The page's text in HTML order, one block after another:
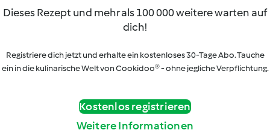
Dieses Rezept und mehr als 100 000 weitere warten auf
dich!
Registriere dich jetzt und erhalte ein kostenloses 30-Tage Abo. Tauche
ein in die kulinarische Welt von Cookidoo® - ohne jegliche Verpflichtung.
Kostenlos registrieren
Weitere Informationen